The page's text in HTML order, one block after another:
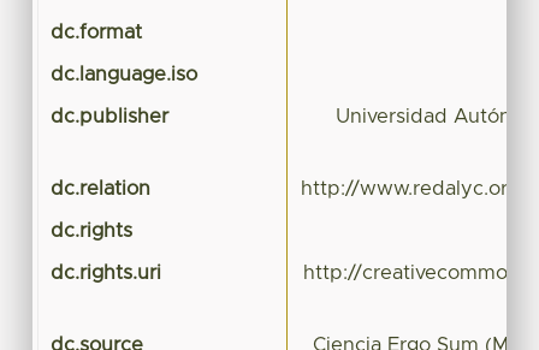
dc.format
dc.language.iso
dc.publisher Universidad
dc.relation http://www.redalyc.org/
dc.rights
dc.rights.uri http://
dc.source Ciencia Ergo Sum